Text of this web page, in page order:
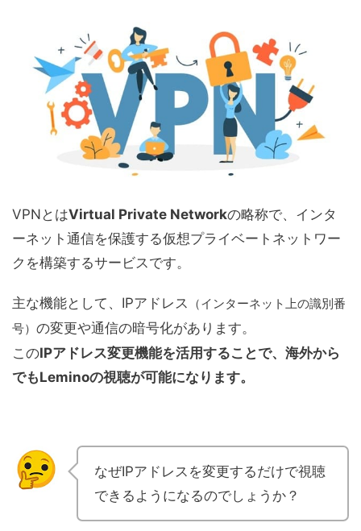
VPNとはVirtual Private Networkの略称で、インタ
ーネット通信を保護する仮想プライベートネットワー
クを構築するサービスです。
主な機能として、IPアドレス （インターネット上の識別番
号） の変更や通信の暗号化があります。
このIPアドレス変更機能を活用することで、海外から
でもLeminoの視聴が可能になります。
なぜIPアドレスを変更するだけで視聴
できるようになるのでしょうか？